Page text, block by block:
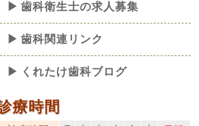
歯科衛生士の求人募集
歯科関連リンク
くれたけ歯科ブログ
療時間